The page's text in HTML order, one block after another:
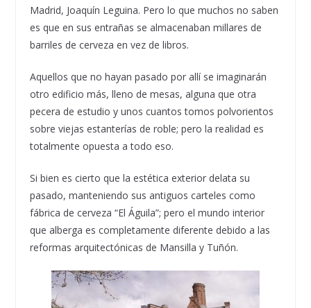
Madrid, Joaquín Leguina. Pero lo que muchos no saben
es que en sus entrañas se almacenaban millares de
barriles de cerveza en vez de libros.
Aquellos que no hayan pasado por allí se imaginarán
otro edificio más, lleno de mesas, alguna que otra
pecera de estudio y unos cuantos tomos polvorientos
sobre viejas estanterías de roble; pero la realidad es
totalmente opuesta a todo eso.
Si bien es cierto que la estética exterior delata su
pasado, manteniendo sus antiguos carteles como
fábrica de cerveza “El Águila”; pero el mundo interior
que alberga es completamente diferente debido a las
reformas arquitectónicas de Mansilla y Tuñón.